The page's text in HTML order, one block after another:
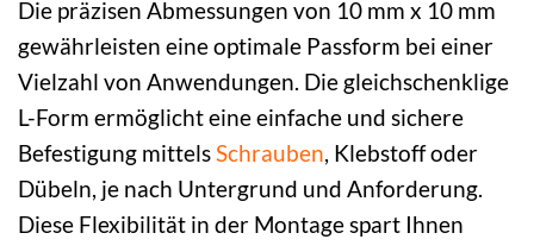
Die präzisen Abmessungen von 10 mm x 10 mm
gewährleisten eine optimale Passform bei einer
Vielzahl von Anwendungen. Die gleichschenklige
L-Form ermöglicht eine einfache und sichere
Befestigung mittelsSchrauben, Klebstoff oder
Dübeln, je nach Untergrund und Anforderung.
Diese Flexibilität in der Montage spart Ihnen